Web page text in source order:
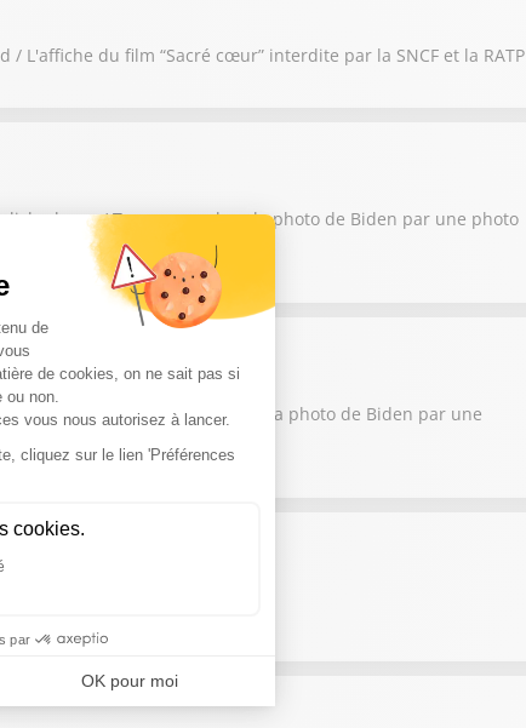
L'affiche du film “Sacré cœur” interdite par la SNCF et la RATP
please / Trump remplace la photo de Biden par une photo
des lits / Trump remplace la photo de Biden par une